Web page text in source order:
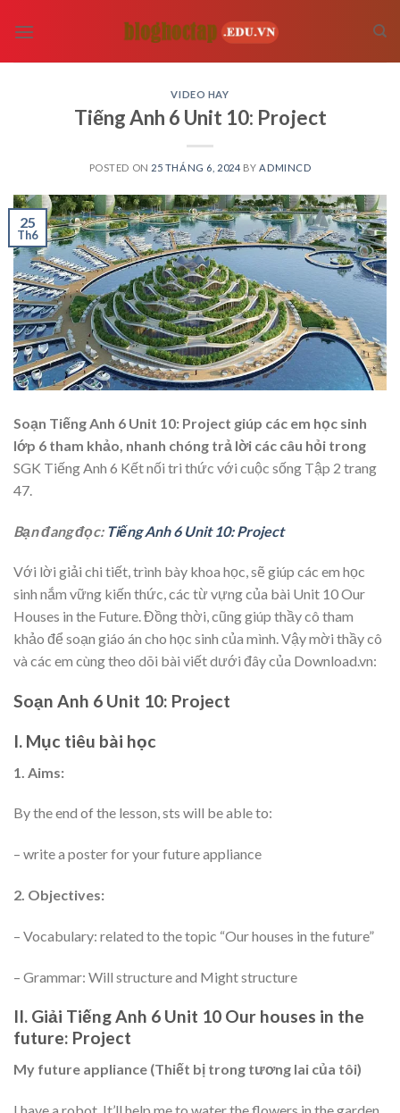
VIDEO HAY
Tiếng Anh 6 Unit 10: Project
POSTED ON 25 THÁNG 6, 2024 BY ADMINCD
25
Th6
Soạn Tiếng Anh 6 Unit 10: Project giúp các em học sinh
lớp 6 tham khảo, nhanh chóng trả lời các câu hỏi trong
SGK Tiếng Anh 6 Kết nối tri thức với cuộc sống Tập 2 trang
47.
Bạn đang đọc: Tiếng Anh 6 Unit 10: Project
Với lời giải chi tiết, trình bày khoa học, sẽ giúp các em học
sinh nắm vững kiến thức, các từ vựng của bài Unit 10 Our
Houses in the Future. Đồng thời, cũng giúp thầy cô tham
khảo để soạn giáo án cho học sinh của mình. Vậy mời thầy cô
và các em cùng theo dõi bài viết dưới đây của Download.vn:
Soạn Anh 6 Unit 10: Project
I. Mục tiêu bài học
1. Aims:
By the end of the lesson, sts will be able to:
– write a poster for your future appliance
2. Objectives:
– Vocabulary: related to the topic “Our houses in the future”
– Grammar: Will structure and Might structure
II. Giải Tiếng Anh 6 Unit 10 Our houses in the
future: Project
My future appliance (Thiết bị trong tương lai của tôi)
I have a robot. It’ll help me to water the flowers in the garden.